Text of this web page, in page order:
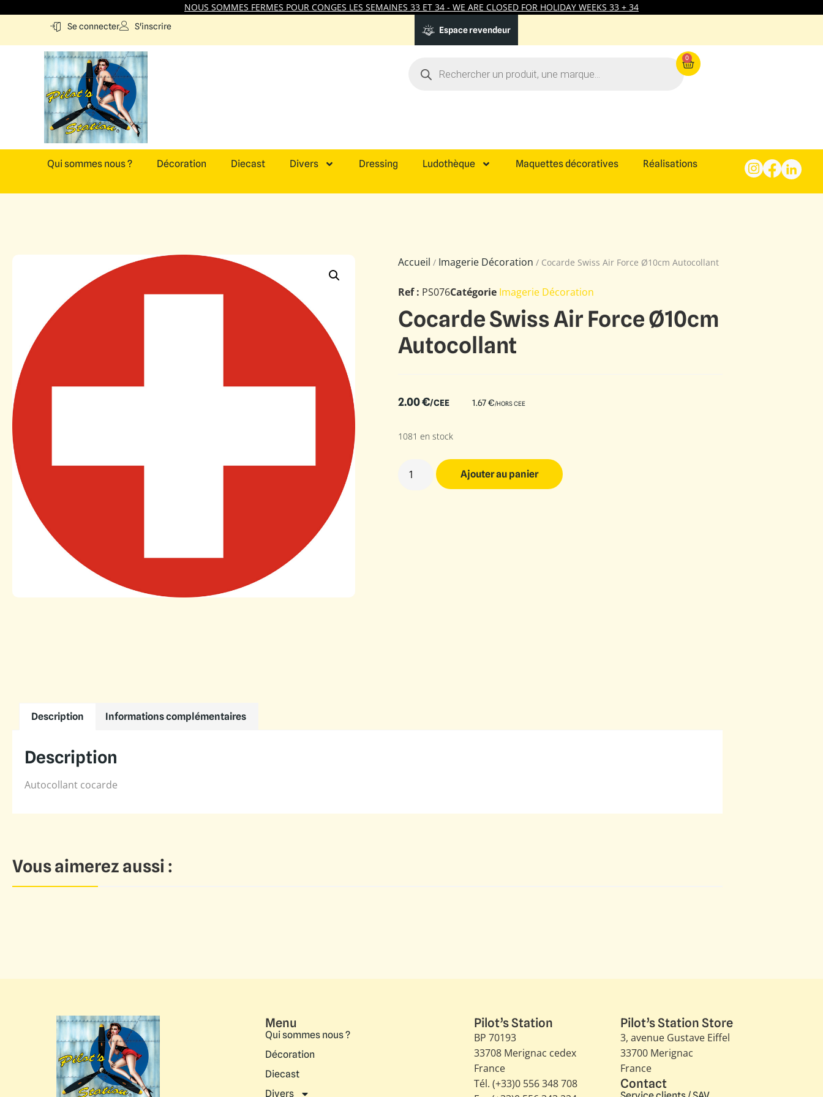
NOUS SOMMES FERMES POUR CONGES LES SEMAINES 33 ET 34 - WE ARE CLOSED FOR HOLIDAY WEEKS 33 + 34
Se connecter S'inscrire Espace revendeur
0
Qui sommes nous ? Décoration Diecast Divers Dressing Ludothèque Maquettes décoratives Réalisations
Accueil / Imagerie Décoration / Cocarde Swiss Air Force Ø10cm Autocollant
Ref : PS076Catégorie Imagerie Décoration
Cocarde Swiss Air Force Ø10cm
Autocollant
2.00€/CEE 1.67€/HORS CEE
1081 en stock
Ajouter au panier
Description Informations complémentaires
Description
Autocollant cocarde
Vous aimerez aussi :
Menu
Qui sommes nous ?
Décoration
Diecast
Divers
Pilot’s Station
BP 70193
33708 Merignac cedex
France
Tél. (+33)0 556 348 708
Pilot’s Station Store
3, avenue Gustave Eiffel​
33700 Merignac
France
Contact